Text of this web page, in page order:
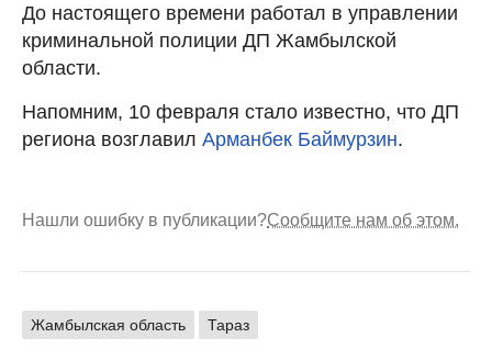
До настоящего времени работал в управлении
криминальной полиции ДП Жамбылской
области.
Напомним, 10 февраля стало известно, что ДП
региона возглавил Арманбек Баймурзин.
Нашли ошибку в публикации?Сообщите нам об этом.
Жамбылская область Тараз